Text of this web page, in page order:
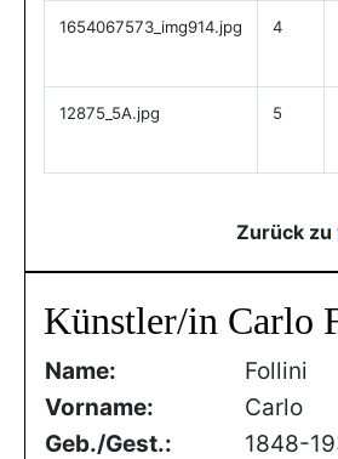
1654067573_img914.jpg 4
12875_5A.jpg 5
Zurück zu
Künstler/in Carlo
Name:
Follini
Vorname:
Carlo
Geb./Gest.:
1848-